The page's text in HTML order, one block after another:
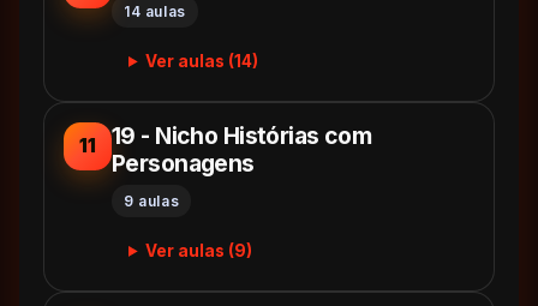
14 aulas
Ver aulas (14)
11
19 - Nicho Histórias com
Personagens
9 aulas
Ver aulas (9)